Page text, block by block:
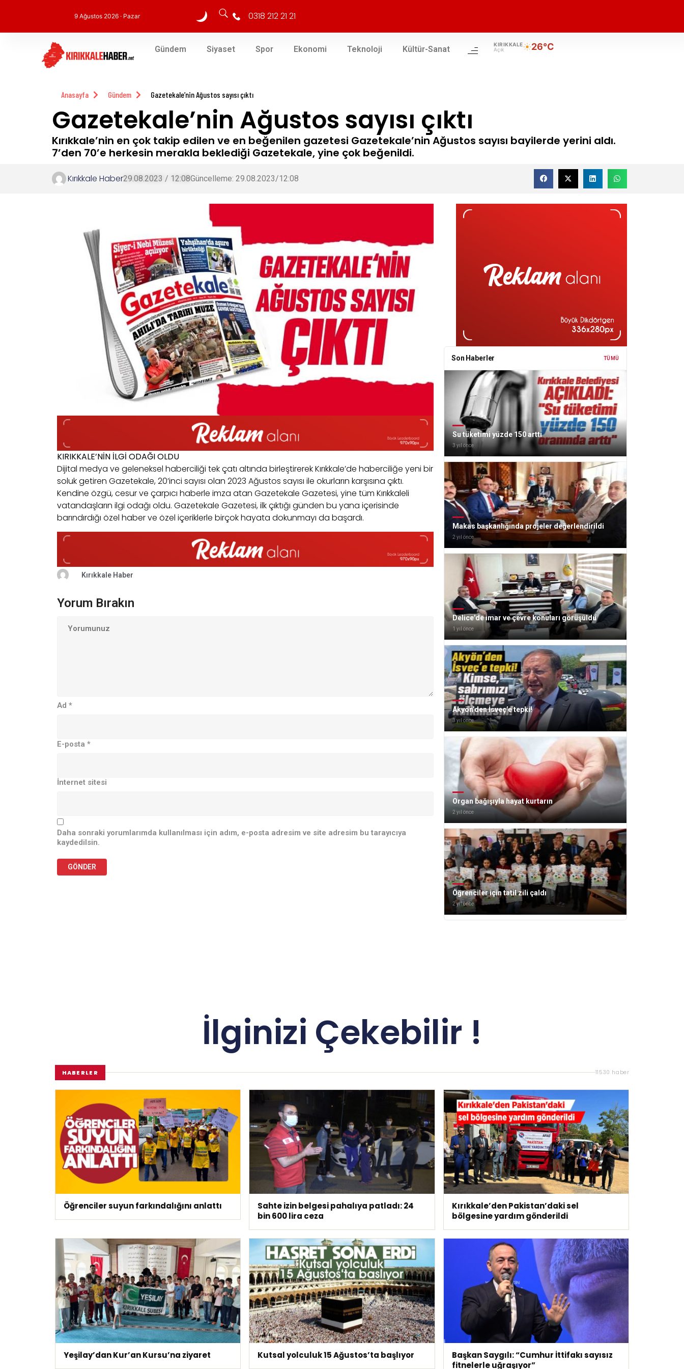
9 Ağustos 2026 · Pazar 0318 212 21 21
Gündem Siyaset Spor Ekonomi Teknoloji Kültür-Sanat
KIRIKKALE
Açık
26°C
Anasayfa Gündem Gazetekale’nin Ağustos sayısı çıktı
Gazetekale’nin Ağustos sayısı çıktı
Kırıkkale’nin en çok takip edilen ve en beğenilen gazetesi Gazetekale’nin Ağustos sayısı bayilerde yerini aldı.
7’den 70’e herkesin merakla beklediği Gazetekale, yine çok beğenildi.
Kırıkkale Haber29.08.2023 / 12:08Güncelleme: 29.08.2023/12:08
KIRIKKALE’NİN İLGİ ODAĞI OLDU
Dijital medya ve geleneksel haberciliği tek çatı altında birleştirerek Kırıkkale’de haberciliğe yeni bir
soluk getiren Gazetekale, 20’inci sayısı olan 2023 Ağustos sayısı ile okurların karşısına çıktı.
Kendine özgü, cesur ve çarpıcı haberle imza atan Gazetekale Gazetesi, yine tüm Kırıkkaleli
vatandaşların ilgi odağı oldu. Gazetekale Gazetesi, ilk çıktığı günden bu yana içerisinde
barındırdığı özel haber ve özel içeriklerle birçok hayata dokunmayı da başardı.
Kırıkkale Haber
Yorum Bırakın
Ad *
E-posta *
İnternet sitesi
Daha sonraki yorumlarımda kullanılması için adım, e-posta adresim ve site adresim bu tarayıcıya
kaydedilsin.
Son Haberler TÜMÜ
Su tüketimi yüzde 150 arttı
3 yıl önce
Makas başkanlığında projeler değerlendirildi
2 yıl önce
Delice’de imar ve çevre konuları görüşüldü
1 yıl önce
Akyön’den İsveç’e tepki!
3 yıl önce
Organ bağışıyla hayat kurtarın
2 yıl önce
Öğrenciler için tatil zili çaldı
2 yıl önce
İlginizi Çekebilir !
HABERLER 11530 haber
Öğrenciler suyun farkındalığını anlattı
Sahte izin belgesi pahalıya patladı: 24
bin 600 lira ceza
Kırıkkale’den Pakistan’daki sel
bölgesine yardım gönderildi
Yeşilay’dan Kur’an Kursu’na ziyaret Kutsal yolculuk 15 Ağustos’ta başlıyor
Başkan Saygılı: “Cumhur İttifakı sayısız
fitnelerle uğraşıyor”